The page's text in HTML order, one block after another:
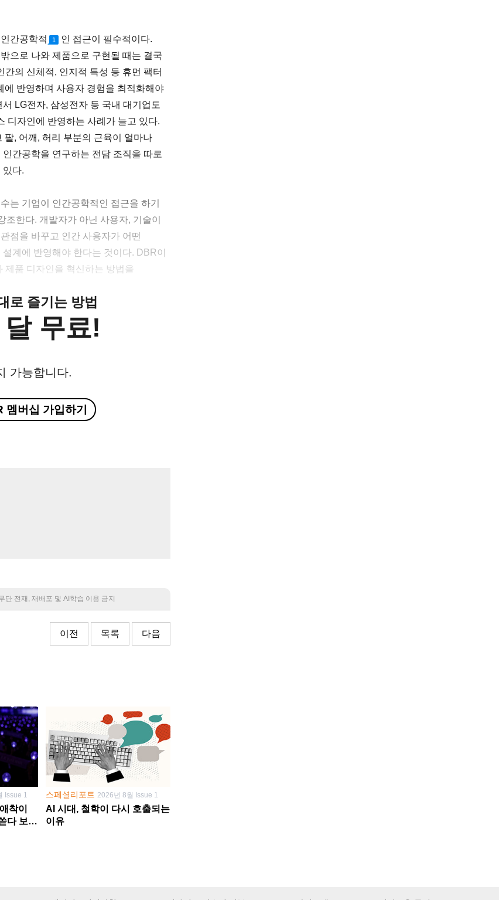
간공학적 1
인 접근이 필수적이다.
으로 나와 제품으로 구현될 때는 결국
의 신체적, 인지적 특성 등 휴먼 팩터
반영하며 사용자 경험을 최적화해야
LG전자, 삼성전자 등 국내 대기업도
디자인에 반영하는 사례가 늘고 있다.
, 어깨, 허리 부분의 근육이 얼마나
간공학을 연구하는 전담 조직을 따로
있다.
는 기업이 인간공학적인 접근을 하기
조한다. 개발자가 아닌 사용자, 기술이
점을 바꾸고 인간 사용자가 어떤
계에 반영해야 한다는 것이다. DBR이
제품 디자인을 혁신하는 방법을
로 즐기는 방법
무료!
가능합니다.
멤버십 가입하기
전재, 재배포 및 AI학습 이용 금지
이전 목록 다음
Issue 1
착이
다 보면
스페셜리포트 2026년 8월 Issue 1
AI 시대, 철학이 다시 호출되는
이유